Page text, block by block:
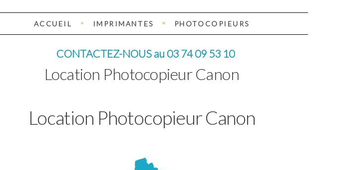
ACCUEIL IMPRIMANTES PHOTOCOPIEURS
Location Photocopieur Canon
Location Photocopieur Canon
CONTACTEZ-NOUS au 03 74 09 53 10